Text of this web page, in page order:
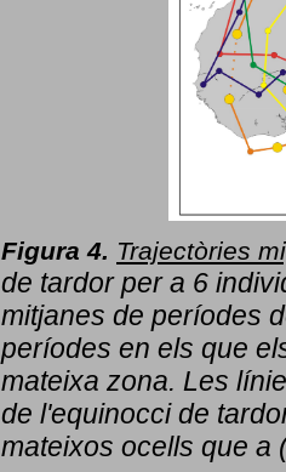
Figura 4. Trajectòries
de tardor per a 6
mitjanes de períodes
períodes en els que
mateixa zona. Les
de l'equinocci de
mateixos ocells que a